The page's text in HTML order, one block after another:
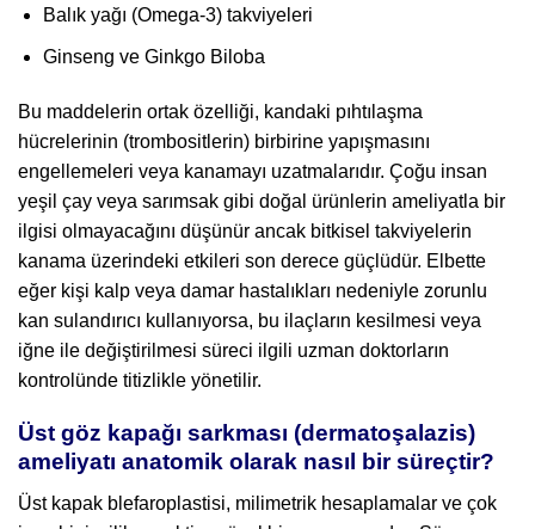
Balık yağı (Omega-3) takviyeleri
Ginseng ve Ginkgo Biloba
Bu maddelerin ortak özelliği, kandaki pıhtılaşma
hücrelerinin (trombositlerin) birbirine yapışmasını
engellemeleri veya kanamayı uzatmalarıdır. Çoğu insan
yeşil çay veya sarımsak gibi doğal ürünlerin ameliyatla bir
ilgisi olmayacağını düşünür ancak bitkisel takviyelerin
kanama üzerindeki etkileri son derece güçlüdür. Elbette
eğer kişi kalp veya damar hastalıkları nedeniyle zorunlu
kan sulandırıcı kullanıyorsa, bu ilaçların kesilmesi veya
iğne ile değiştirilmesi süreci ilgili uzman doktorların
kontrolünde titizlikle yönetilir.
Üst göz kapağı sarkması (dermatoşalazis)
ameliyatı anatomik olarak nasıl bir süreçtir?
Üst kapak blefaroplastisi, milimetrik hesaplamalar ve çok